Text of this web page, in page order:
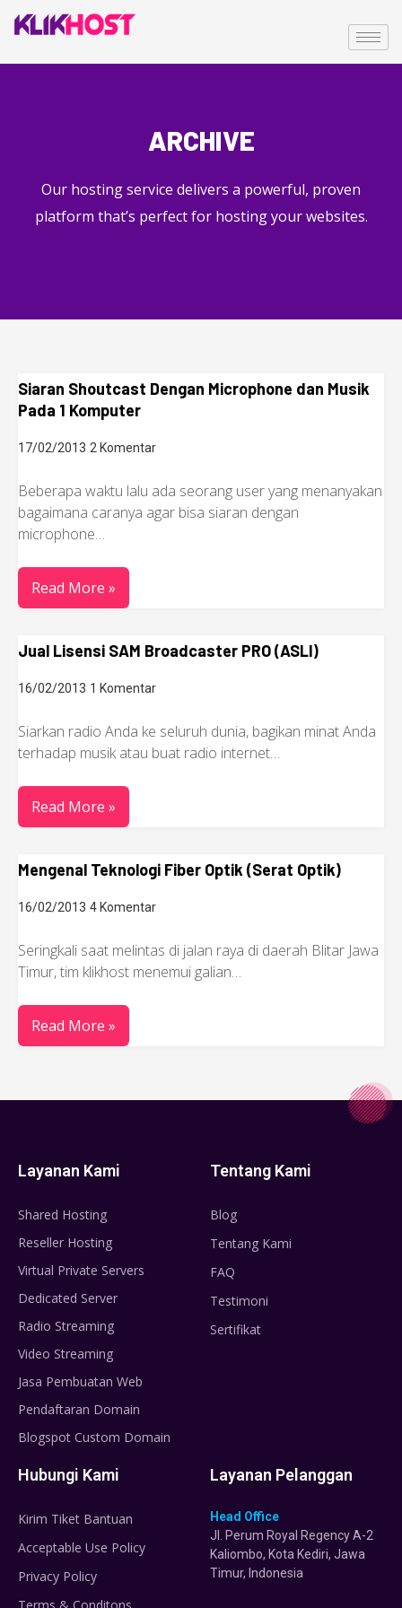
ARCHIVE
Our hosting service delivers a powerful, proven
platform that’s perfect for hosting your websites.
Siaran Shoutcast Dengan Microphone dan Musik
Pada 1 Komputer
17/02/2013 2 Komentar
Beberapa waktu lalu ada seorang user yang menanyakan
bagaimana caranya agar bisa siaran dengan
microphone…
Read More »
Jual Lisensi SAM Broadcaster PRO (ASLI)
16/02/2013 1 Komentar
Siarkan radio Anda ke seluruh dunia, bagikan minat Anda
terhadap musik atau buat radio internet…
Read More »
Mengenal Teknologi Fiber Optik (Serat Optik)
16/02/2013 4 Komentar
Seringkali saat melintas di jalan raya di daerah Blitar Jawa
Timur, tim klikhost menemui galian…
Read More »
Layanan Kami
Shared Hosting
Reseller Hosting
Virtual Private Servers
Dedicated Server
Radio Streaming
Video Streaming
Jasa Pembuatan Web
Pendaftaran Domain
Blogspot Custom Domain
Tentang Kami
Blog
Tentang Kami
FAQ
Testimoni
Sertifikat
Hubungi Kami
Kirim Tiket Bantuan
Acceptable Use Policy
Privacy Policy
Layanan Pelanggan
Head Office
Jl. Perum Royal Regency A-2
Kaliombo, Kota Kediri, Jawa
Timur, Indonesia